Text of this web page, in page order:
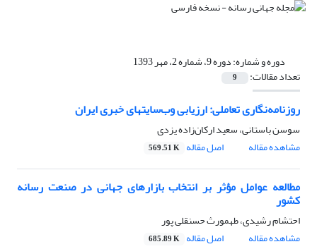
دوره و شماره:دوره 9، شماره 2، مهر 1393
تعداد مقالات: 9
روزنامه‌نگاری تعاملی: ارزیابی وب‌سایتهای خبری ایران
سوسن باستانی، سعید ارکان‌زاده یزدی
مشاهده مقاله
اصل مقاله 569.51 K
مطالعه عوامل مؤثر بر انتخاب بازارهای جهانی در صنعت رسانه‌
کشور
احتشام رشیدی، طهمورث حسنقلی پور
مشاهده مقاله
اصل مقاله 685.89 K